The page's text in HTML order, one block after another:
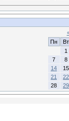
Пн
Вт
1
7
8
14
15
21
22
28
29